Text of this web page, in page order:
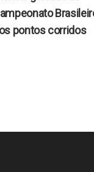
pontos corridos